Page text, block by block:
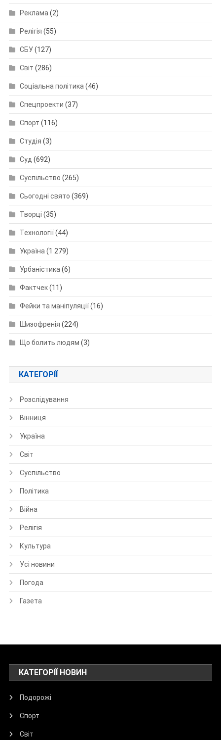
Реклама(2)
Релігія (55)
СБУ(127)
Світ (286)
Соціальна політика(46)
Спецпроекти (37)
Спорт (116)
Студія (3)
Суд (692)
Суспільство (265)
Сьогодні свято (369)
Творці (35)
Технології(44)
Україна(1 279)
Урбаністика(6)
Фактчек(11)
Фейки та маніпуляції(16)
Шизофренія (224)
Що болить людям (3)
КАТЕГОРІЇ
Розслідування
Вінниця
Україна
Світ
Суспільство
Політика
Війна
Релігія
Культура
Усі новини
Погода
Газета
КАТЕГОРІЇ НОВИН
Подорожі
Спорт
Світ